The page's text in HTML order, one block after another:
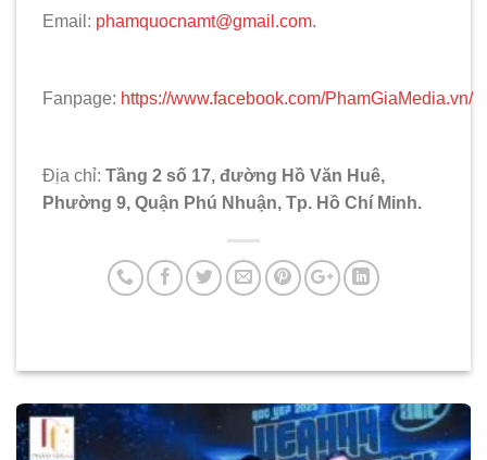
Email: phamquocnamt@gmail.com.
Fanpage: https://www.facebook.com/PhamGiaMedia.vn/
Địa chỉ: Tầng 2 số 17, đường Hồ Văn Huê,
Phường 9, Quận Phú Nhuận, Tp. Hồ Chí Minh.